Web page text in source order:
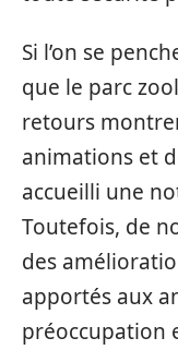
Si l’on se
que le parc
retours
animations et
accueilli une
Toutefois, de
des
apportés aux
préoccupation